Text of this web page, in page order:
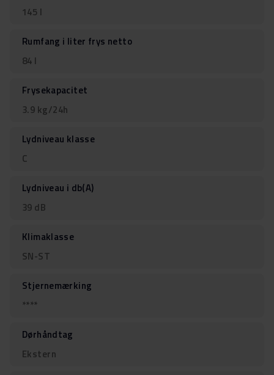
145 l
Rumfang i liter frys netto
84 l
Frysekapacitet
3.9 kg/24h
Lydniveau klasse
C
Lydniveau i db(A)
39 dB
Klimaklasse
SN-ST
Stjernemærking
****
Dørhåndtag
Ekstern